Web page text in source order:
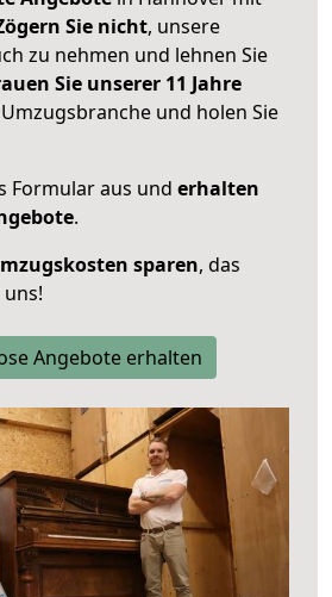
Sie nicht, unsere
zu nehmen und lehnen Sie
Sie unserer 11 Jahre
und holen Sie
Formular aus und erhalten
.
sparen, das
Angebote erhalten